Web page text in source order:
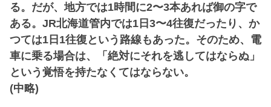
る。だが、地方では1時間に2〜3本あれば御の字で
ある。JR北海道管内では1日3〜4往復だったり、か
つては1日1往復という路線もあった。そのため、電
車に乗る場合は、「絶対にそれを逃してはならぬ」
という覚悟を持たなくてはならない。
(中略)